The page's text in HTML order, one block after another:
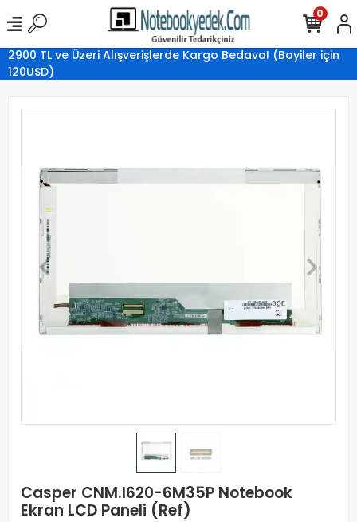
2900 TL ve Üzeri Alışverişlerde Kargo Bedava! (Bayiler için
120USD)
0
Casper CNM.I620-6M35P Notebook
Ekran LCD Paneli (Ref)